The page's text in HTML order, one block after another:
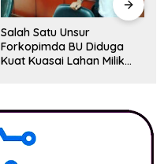
Salah Satu Unsur
Forkopimda BU Diduga
Kuat Kuasai Lahan Milik